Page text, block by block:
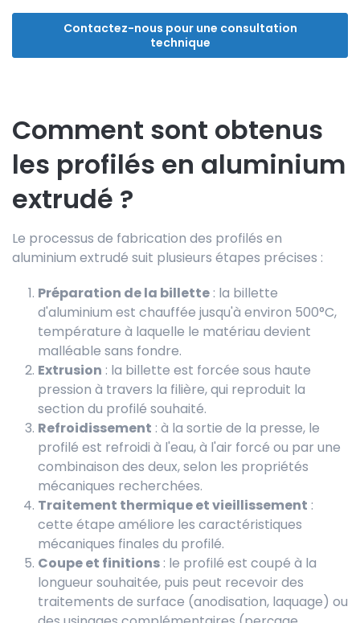
Contactez-nous pour une consultation
technique
Comment sont obtenus
les profilés en aluminium
extrudé ?
Le processus de fabrication des profilés en
aluminium extrudé suit plusieurs étapes précises :
Préparation de la billette : la billette
d'aluminium est chauffée jusqu'à environ 500°C,
température à laquelle le matériau devient
malléable sans fondre.
Extrusion : la billette est forcée sous haute
pression à travers la filière, qui reproduit la
section du profilé souhaité.
Refroidissement : à la sortie de la presse, le
profilé est refroidi à l'eau, à l'air forcé ou par une
combinaison des deux, selon les propriétés
mécaniques recherchées.
Traitement thermique et vieillissement :
cette étape améliore les caractéristiques
mécaniques finales du profilé.
Coupe et finitions : le profilé est coupé à la
longueur souhaitée, puis peut recevoir des
traitements de surface (anodisation, laquage) ou